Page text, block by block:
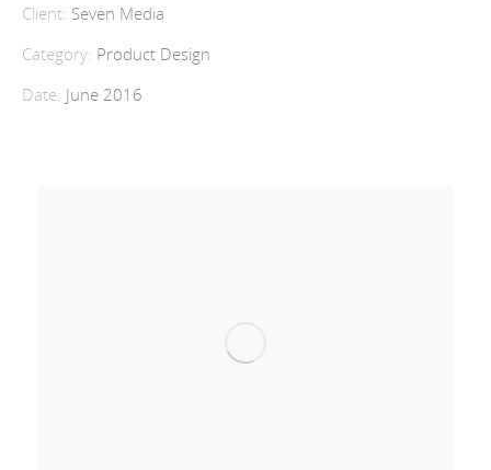
Client: Seven Media
Category: Product Design
Date: June 2016